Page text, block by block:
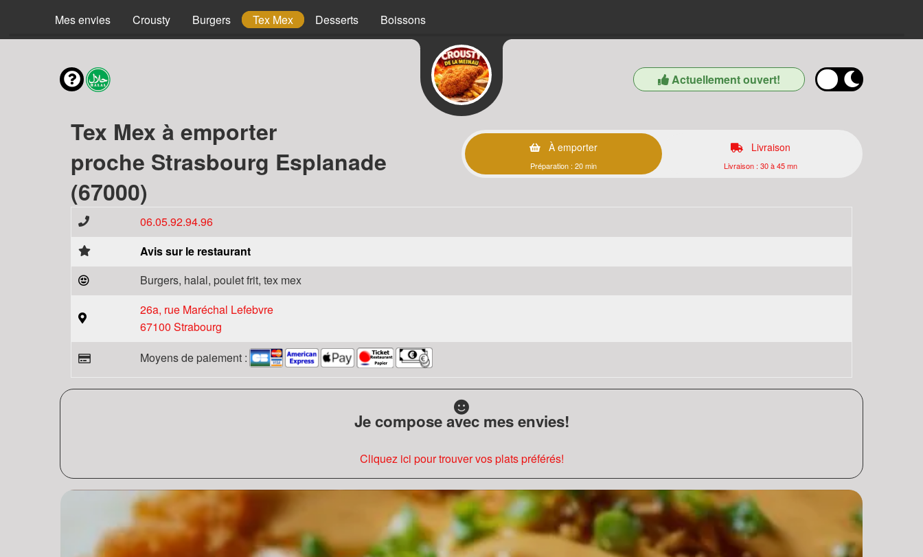
Mes envies Crousty Burgers Tex Mex Desserts Boissons
Actuellement ouvert!
Tex Mex à emporter
proche Strasbourg Esplanade
(67000)
À emporter
Préparation : 20 min
Livraison
Livraison : 30 à 45 mn
06.05.92.94.96
Avis sur le restaurant
Burgers, halal, poulet frit, tex mex
26a, rue Maréchal Lefebvre
67100 Strabourg
Moyens de paiement :
Je compose avec mes envies!
Cliquez ici pour trouver vos plats préférés!